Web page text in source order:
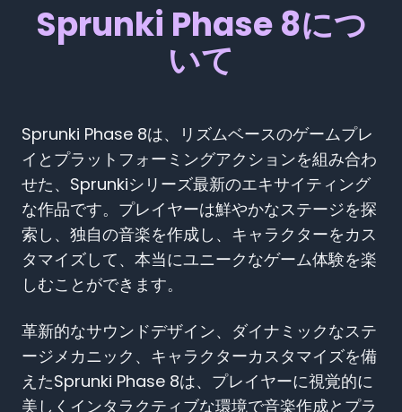
Sprunki Phase 8につ
いて
Sprunki Phase 8は、リズムベースのゲームプレ
イとプラットフォーミングアクションを組み合わ
せた、Sprunkiシリーズ最新のエキサイティング
な作品です。プレイヤーは鮮やかなステージを探
索し、独自の音楽を作成し、キャラクターをカス
タマイズして、本当にユニークなゲーム体験を楽
しむことができます。
革新的なサウンドデザイン、ダイナミックなステ
ージメカニック、キャラクターカスタマイズを備
えたSprunki Phase 8は、プレイヤーに視覚的に
美しくインタラクティブな環境で音楽作成とプラ